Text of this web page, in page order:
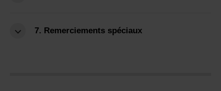
7. Remerciements spéciaux